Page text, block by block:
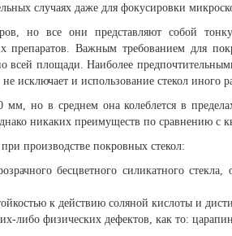
случаях даже для фокусировки
но все они представляют собой
Важным требованием для
всей площади. Наиболее
и использование стекол иного
но в среднем она колеблется в
никаких преимуществ по сравнению с
производстве покровных стекол:
бесцветного силикатного стекла,
к действию соляной кислоты и
либо физических дефектов, как то: